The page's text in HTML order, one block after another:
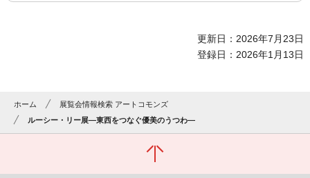
更新日：2026年7月23日
登録日：2026年1月13日
ホーム
展覧会情報検索 アートコモンズ
ルーシー・リー展―東西をつなぐ優美のうつわ―